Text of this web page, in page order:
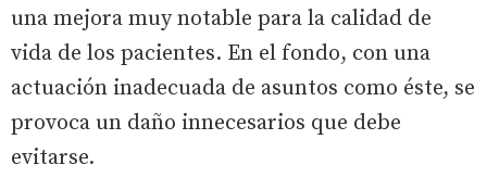
una mejora muy notable para la calidad de
vida de los pacientes. En el fondo, con una
actuación inadecuada de asuntos como éste, se
provoca un daño innecesarios que debe
evitarse.